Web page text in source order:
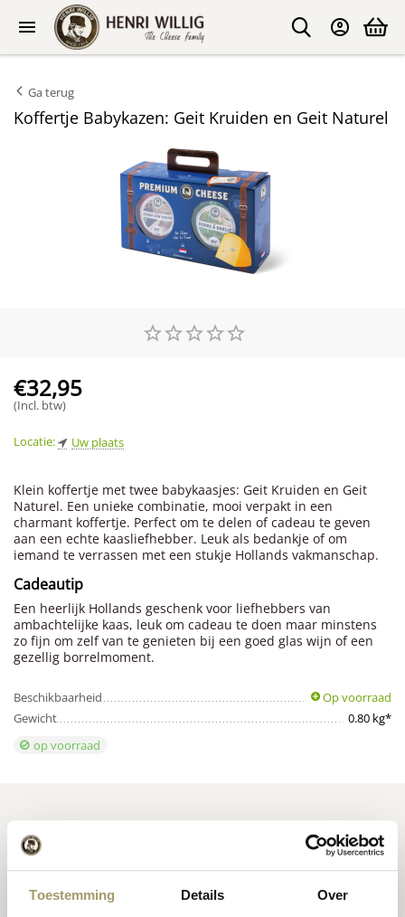
Toestemming Details Over
Ga terug
Koffertje Babykazen: Geit Kruiden en Geit Naturel
€32,95
(Incl. btw)
Locatie: Uw plaats
Klein koffertje met twee babykaasjes: Geit Kruiden en Geit
Naturel. Een unieke combinatie, mooi verpakt in een
charmant koffertje. Perfect om te delen of cadeau te geven
aan een echte kaasliefhebber. Leuk als bedankje of om
iemand te verrassen met een stukje Hollands vakmanschap.
Cadeautip
Een heerlijk Hollands geschenk voor liefhebbers van
ambachtelijke kaas, leuk om cadeau te doen maar minstens
zo fijn om zelf van te genieten bij een goed glas wijn of een
gezellig borrelmoment.
Beschikbaarheid
Op voorraad
Gewicht
0.80 kg*
op voorraad
Kaas inspiratie recepten Premium Hollandsekaas